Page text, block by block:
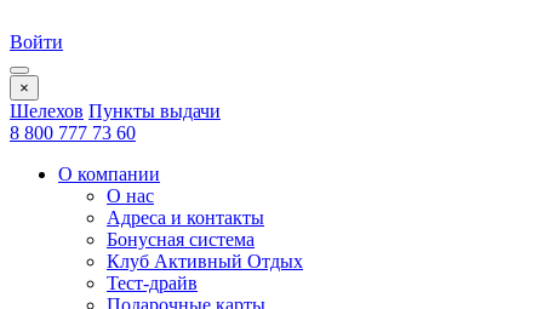
Войти
×
Шелехов Пункты выдачи
8 800 777 73 60
О компании
О нас
Адреса и контакты
Бонусная система
Клуб Активный Отдых
Тест-драйв
Подарочные карты